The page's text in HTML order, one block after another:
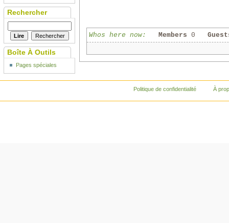
Whos here now: Members 0
Rechercher
Boîte À Outils
Pages spéciales
Politique de confidentialité À